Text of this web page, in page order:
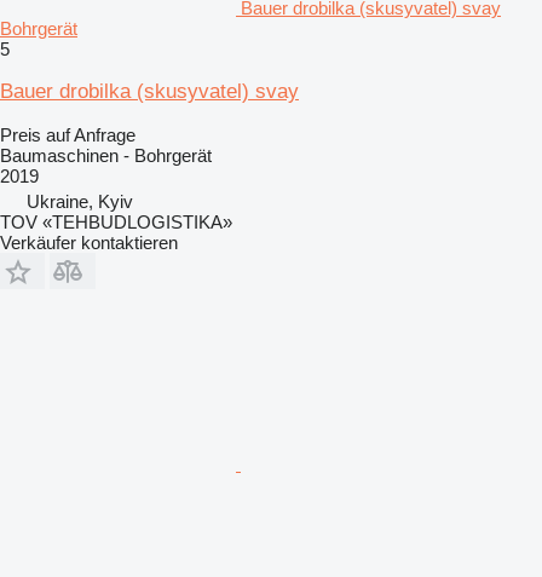
Bauer drobilka (skusyvatel) svay
Bohrgerät
5
Bauer drobilka (skusyvatel) svay
Preis auf Anfrage
Baumaschinen - Bohrgerät
2019
Ukraine, Kyiv
TOV «TEHBUDLOGISTIKA»
Verkäufer kontaktieren